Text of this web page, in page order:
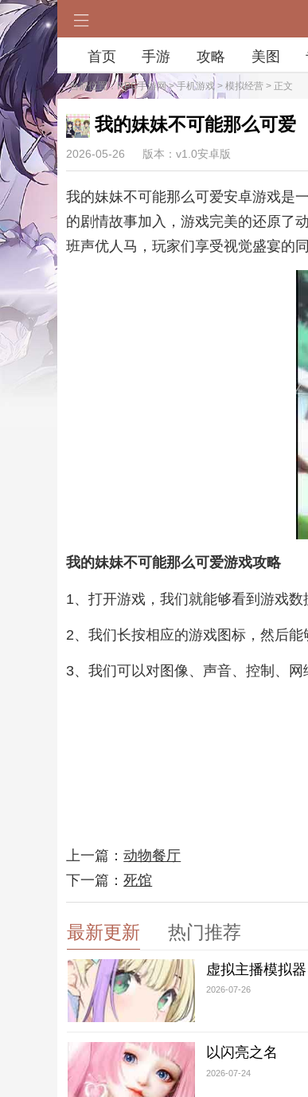
首页 手游 攻略 美图
当前位置：RPG手游网>手机游戏 > 模拟经营 > 正文
我的妹妹不可能那么可爱
2026-05-26 版本：v1.0安卓版
我的妹妹不可能那么可爱安卓游戏是
的剧情故事加入，游戏完美的还原了
班声优人马，玩家们享受视觉盛宴的
我的妹妹不可能那么可爱游戏攻略
1、打开游戏，我们就能够看到游戏数
2、我们长按相应的游戏图标，然后
3、我们可以对图像、声音、控制、
上一篇：动物餐厅
下一篇：死馆
最新更新 热门推荐
虚拟主播模拟器
2026-07-26
以闪亮之名
2026-07-24